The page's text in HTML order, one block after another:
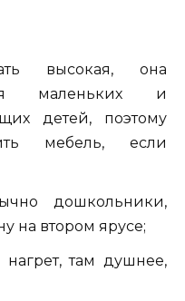
высокая, она
маленьких и
детей, поэтому
мебель, если
дошкольники,
на втором ярусе;
нагрет, там душнее,